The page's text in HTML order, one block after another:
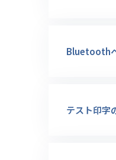
Bluetooth
テスト印字